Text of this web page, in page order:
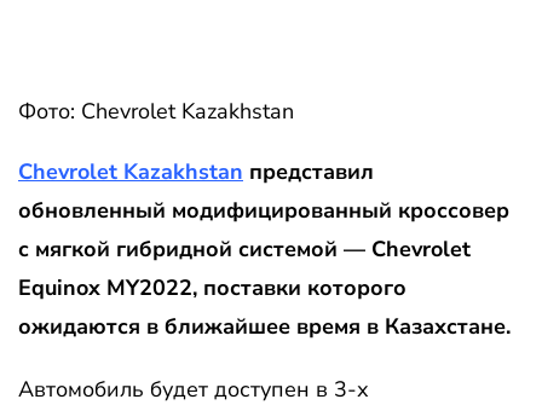
Фото: Chevrolet Kazakhstan
Chevrolet Kazakhstan представил
обновленный модифицированный кроссовер
с мягкой гибридной системой — Chevrolet
Equinox MY2022, поставки которого
ожидаются в ближайшее время в Казахстане.
Автомобиль будет доступен в 3-х